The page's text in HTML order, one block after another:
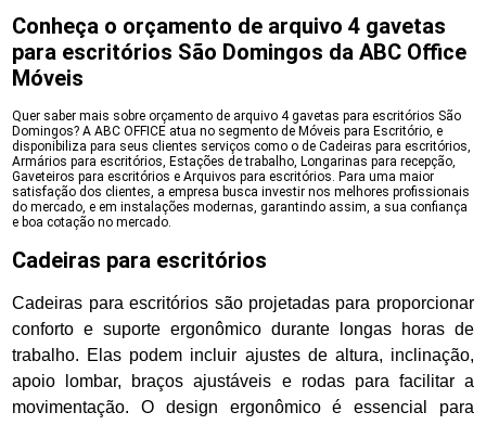
Conheça o orçamento de arquivo 4 gavetas
para escritórios São Domingos da ABC Office
Móveis
Quer saber mais sobre orçamento de arquivo 4 gavetas para escritórios São
Domingos? A ABC OFFICE atua no segmento de Móveis para Escritório, e
disponibiliza para seus clientes serviços como o de Cadeiras para escritórios,
Armários para escritórios, Estações de trabalho, Longarinas para recepção,
Gaveteiros para escritórios e Arquivos para escritórios. Para uma maior
satisfação dos clientes, a empresa busca investir nos melhores profissionais
do mercado, e em instalações modernas, garantindo assim, a sua confiança
e boa cotação no mercado.
Cadeiras para escritórios
Cadeiras para escritórios são projetadas para proporcionar
conforto e suporte ergonômico durante longas horas de
trabalho. Elas podem incluir ajustes de altura, inclinação,
apoio lombar, braços ajustáveis e rodas para facilitar a
movimentação. O design ergonômico é essencial para